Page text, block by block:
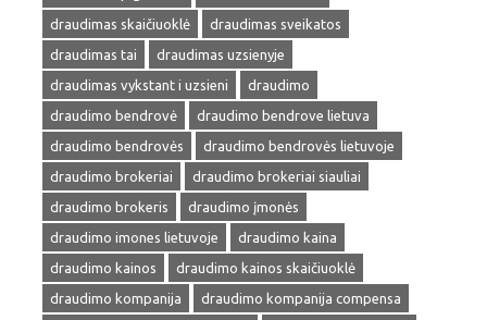
draudimas skaičiuoklė
draudimas sveikatos
draudimas tai
draudimas uzsienyje
draudimas vykstant i uzsieni
draudimo
draudimo bendrovė
draudimo bendrove lietuva
draudimo bendrovės
draudimo bendrovės lietuvoje
draudimo brokeriai
draudimo brokeriai siauliai
draudimo brokeris
draudimo įmonės
draudimo imones lietuvoje
draudimo kaina
draudimo kainos
draudimo kainos skaičiuoklė
draudimo kompanija
draudimo kompanija compensa